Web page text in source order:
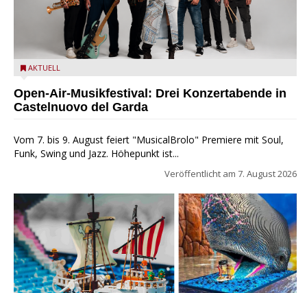
Castelnuovo del Garda: Die "Dirotta su Cuba" zu Gast beim
AKTUELL
Open-Air-Musikfestival: Drei Konzertabende in
Castelnuovo del Garda
Vom 7. bis 9. August feiert "MusicalBrolo" Premiere mit Soul,
Funk, Swing und Jazz. Höhepunkt ist...
Veröffentlicht am 7. August 2026